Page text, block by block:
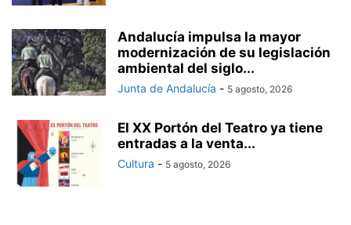
Andalucía impulsa la mayor
modernización de su legislación
ambiental del siglo...
Junta de Andalucía - 5 agosto, 2026
El XX Portón del Teatro ya tiene
entradas a la venta...
Cultura - 5 agosto, 2026